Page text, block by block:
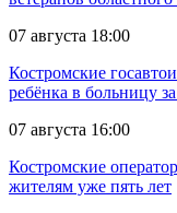
07 августа 18:00
Костромские
ребёнка в больницу
07 августа 16:00
Костромские
жителям уже пять лет